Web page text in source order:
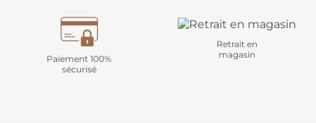
Paiement 100%
sécurisé
Retrait en
magasin